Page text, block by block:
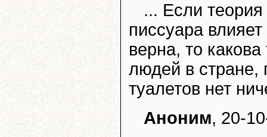
... Если
писсуара
верна, то
людей в стране,
туалетов нет
Аноним, 20-